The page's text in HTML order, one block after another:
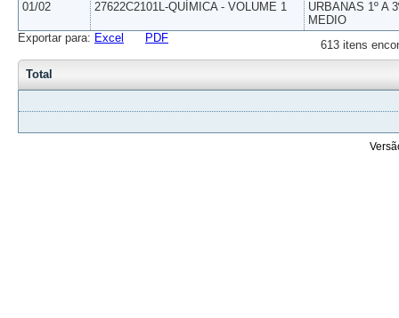
01/02 27622C2101L-QUÍMICA - VOLUME 1
URBANAS 1º A
MEDIO
613 itens
Exportar para: Excel PDF
Total